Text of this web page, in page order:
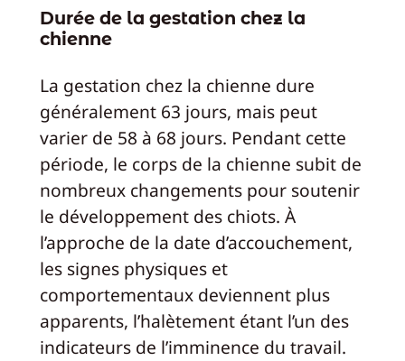
Durée de la gestation chez la
chienne
La gestation chez la chienne dure
généralement 63 jours, mais peut
varier de 58 à 68 jours. Pendant cette
période, le corps de la chienne subit de
nombreux changements pour soutenir
le développement des chiots. À
l’approche de la date d’accouchement,
les signes physiques et
comportementaux deviennent plus
apparents, l’halètement étant l’un des
indicateurs de l’imminence du travail.